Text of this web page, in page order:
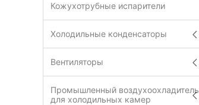
Кожухотрубные испарители
Холодильные конденсаторы
Вентиляторы
Промышленный воздухоохладитель
для холодильных камер